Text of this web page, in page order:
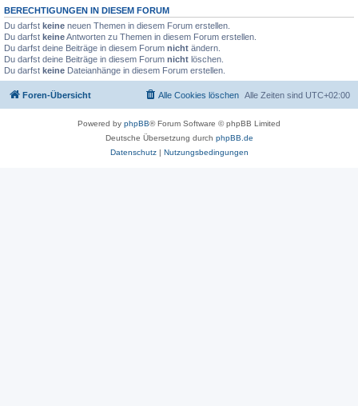
BERECHTIGUNGEN IN DIESEM FORUM
Du darfst keine neuen Themen in diesem Forum erstellen.
Du darfst keineAntworten zu Themen in diesem Forum erstellen.
Du darfst deine Beiträge in diesem Forum nicht ändern.
Du darfst deine Beiträge in diesem Forum nicht löschen.
Du darfst keine Dateianhänge in diesem Forum erstellen.
Foren-Übersicht Alle Zeiten sind UTC+02:00
Alle Cookies löschen
Powered by phpBB® Forum Software © phpBB Limited
Deutsche Übersetzung durch phpBB.de
Datenschutz| Nutzungsbedingungen